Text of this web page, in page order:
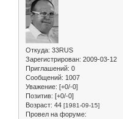
Откуда: 33RUS
Зарегистрирован: 2009-03-12
Приглашений: 0
Сообщений: 1007
Уважение: [+0/-0]
Позитив: [+0/-0]
Возраст: 44 [1981-09-15]
Провел на форуме: